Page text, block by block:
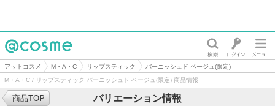
@cosme
アットコスメ M・A・C リップスティック
バーニッシュド ベージュ(限定)
M・A・C / リップスティック バーニッシュド ベージュ(限定) 商品情報
バリエーション情報
商品TOP